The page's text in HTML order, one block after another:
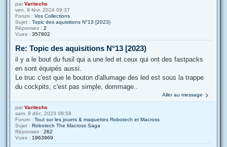
par Varitechs
ven. 9 févr. 2024 09:37
Forum : Vos Collections
Sujet : Topic des aquisitions N°13 [2023)
Réponses : 2
Vues : 357802
Re: Topic des aquisitions N°13 [2023)
il y a le bout du fusil qui a une led et ceux qui ont des fastpacks
en sont équipés aussi.
Le truc c'est que le bouton d'allumage des led est sous la trappe
du cockpits, c'est pas simple, dommage..
Aller au message
par Varitechs
sam. 9 déc. 2023 08:58
Forum : Tout sur les jouets & maquettes Robotech et Macross
Sujet : Robotech The Macross Saga
Réponses : 262
Vues : 1963969